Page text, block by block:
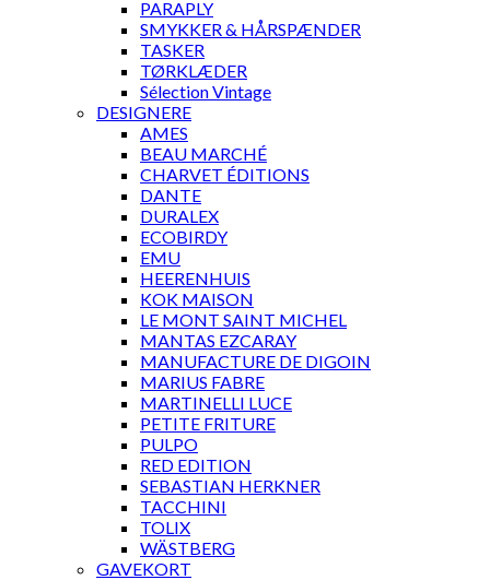
PARAPLY
SMYKKER & HÅRSPÆNDER
TASKER
TØRKLÆDER
Sélection Vintage
DESIGNERE
AMES
BEAU MARCHÉ
CHARVET ÉDITIONS
DANTE
DURALEX
ECOBIRDY
EMU
HEERENHUIS
KOK MAISON
LE MONT SAINT MICHEL
MANTAS EZCARAY
MANUFACTURE DE DIGOIN
MARIUS FABRE
MARTINELLI LUCE
PETITE FRITURE
PULPO
RED EDITION
SEBASTIAN HERKNER
TACCHINI
TOLIX
WÄSTBERG
GAVEKORT